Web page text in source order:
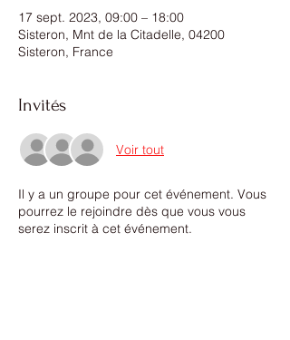
17 sept. 2023, 09:00 – 18:00
Sisteron, Mnt de la Citadelle, 04200
Sisteron, France
Invités
Voir tout
Il y a un groupe pour cet événement. Vous
pourrez le rejoindre dès que vous vous
serez inscrit à cet événement.